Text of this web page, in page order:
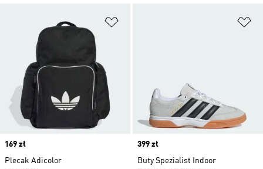
Price
169 zł
Plecak Adicolor
Price
399 zł
Buty Spezialist Indoor